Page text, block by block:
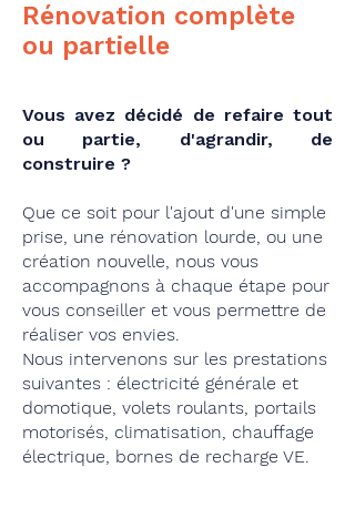
Rénovation complète
ou partielle
Vous avez décidé de refaire tout
ou partie, d'agrandir, de
construire ?
Que ce soit pour l'ajout d'une simple
prise, une rénovation lourde, ou une
création nouvelle, nous vous
accompagnons à chaque étape pour
vous conseiller et vous permettre de
réaliser vos envies.
Nous intervenons sur les prestations
suivantes : électricité générale et
domotique, volets roulants, portails
motorisés, climatisation, chauffage
électrique, bornes de recharge VE.